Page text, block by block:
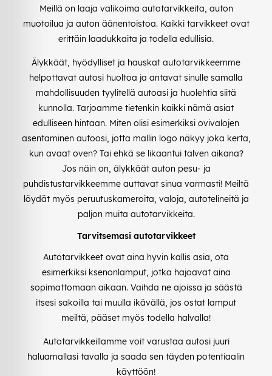
Meillä on laaja valikoima autotarvikkeita, auton
muotoilua ja auton äänentoistoa. Kaikki tarvikkeet ovat
erittäin laadukkaita ja todella edullisia.
Älykkäät, hyödylliset ja hauskat autotarvikkeemme
helpottavat autosi huoltoa ja antavat sinulle samalla
mahdollisuuden tyylitellä autoasi ja huolehtia siitä
kunnolla. Tarjoamme tietenkin kaikki nämä asiat
edulliseen hintaan. Miten olisi esimerkiksi ovivalojen
asentaminen autoosi, jotta mallin logo näkyy joka kerta,
kun avaat oven? Tai ehkä se likaantui talven aikana?
Jos näin on, älykkäät auton pesu- ja
puhdistustarvikkeemme auttavat sinua varmasti! Meiltä
löydät myös peruutuskameroita, valoja, autotelineitä ja
paljon muita autotarvikkeita.
Tarvitsemasi autotarvikkeet
Autotarvikkeet ovat aina hyvin kallis asia, ota
esimerkiksi ksenonlamput, jotka hajoavat aina
sopimattomaan aikaan. Vaihda ne ajoissa ja säästä
itsesi sakoilla tai muulla ikävällä, jos ostat lamput
meiltä, pääset myös todella halvalla!
Autotarvikkeillamme voit varustaa autosi juuri
haluamallasi tavalla ja saada sen täyden potentiaalin
käyttöön!